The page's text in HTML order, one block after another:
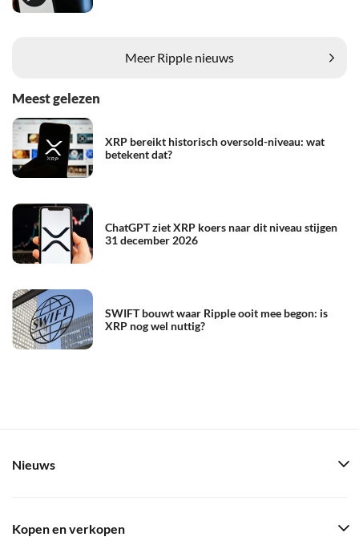
Meer Ripple nieuws
Meest gelezen
XRP bereikt historisch oversold-niveau: wat
betekent dat?
ChatGPT ziet XRP koers naar dit niveau stijgen
31 december 2026
SWIFT bouwt waar Ripple ooit mee begon: is
XRP nog wel nuttig?
Nieuws
Kopen en verkopen